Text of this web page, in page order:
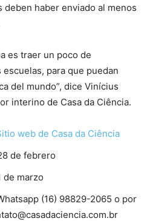
deben haber enviado al menos
es traer un poco de
para que puedan
del mundo”, dice Vinícius
interino de Casa da Ciência.
web de Casa da Ciência
de febrero
de marzo
(16) 98829-2065 o por